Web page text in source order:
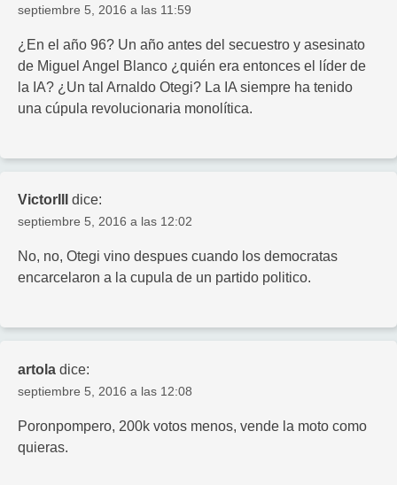
septiembre 5, 2016 a las 11:59
¿En el año 96? Un año antes del secuestro y asesinato
de Miguel Angel Blanco ¿quién era entonces el líder de
la IA? ¿Un tal Arnaldo Otegi? La IA siempre ha tenido
una cúpula revolucionaria monolítica.
VictorIII dice:
septiembre 5, 2016 a las 12:02
No, no, Otegi vino despues cuando los democratas
encarcelaron a la cupula de un partido politico.
artola dice:
septiembre 5, 2016 a las 12:08
Poronpompero, 200k votos menos, vende la moto como
quieras.